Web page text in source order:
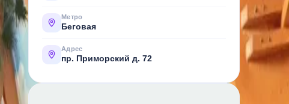
Метро
Беговая
Адрес
пр. Приморский д. 72